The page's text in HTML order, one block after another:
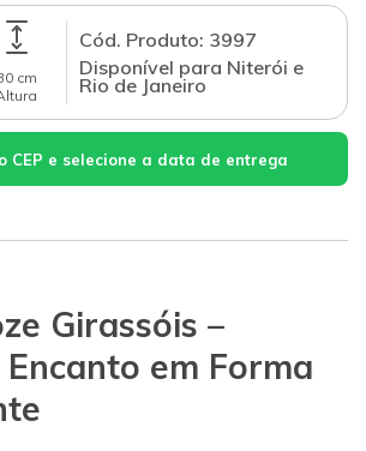
cm
Cód. Produto: 3997
Disponível para Niterói e
Rio de Janeiro
CEP e selecione a data de entrega
Girassóis –
em Forma